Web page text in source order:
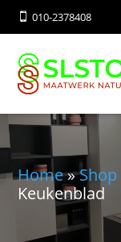
010-2378408
Home»Shop
Keukenblad